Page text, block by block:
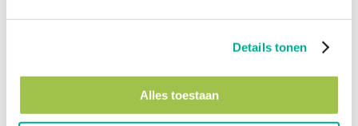
Details tonen
Alles toestaan
websites.
en de Telecommunicatiewet.